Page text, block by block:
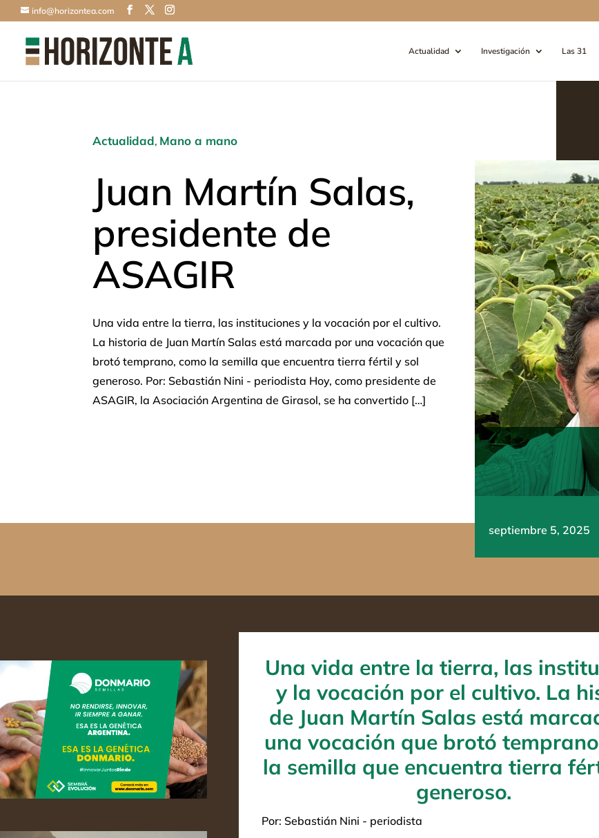
info@horizontea.com
Actualidad Investigación Las 31
Actualidad, Mano a mano
Juan Martín Salas,
presidente de
ASAGIR
Una vida entre la tierra, las instituciones y la vocación por el cultivo.
La historia de Juan Martín Salas está marcada por una vocación que
brotó temprano, como la semilla que encuentra tierra fértil y sol
generoso. Por: Sebastián Nini - periodista Hoy, como presidente de
ASAGIR, la Asociación Argentina de Girasol, se ha convertido […]
septiembre 5, 2025
Una vida entre la tierra, las
y la vocación por el cultivo. La
de Juan Martín Salas está
una vocación que brotó
la semilla que encuentra tierra
generoso.
Por: Sebastián Nini - periodista